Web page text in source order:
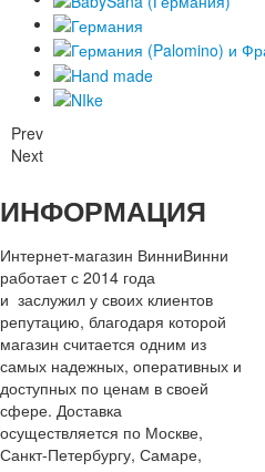
Prev
Next
ИНФОРМАЦИЯ
Интернет-магазин ВинниВинни
работает с 2014 года
и заслужил у своих клиентов
репутацию, благодаря которой
магазин считается одним из
самых надежных, оперативных и
доступных по ценам в своей
сфере. Доставка
осуществляется по Москве,
Санкт-Петербургу, Самаре,